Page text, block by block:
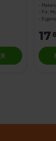
Fit:
17